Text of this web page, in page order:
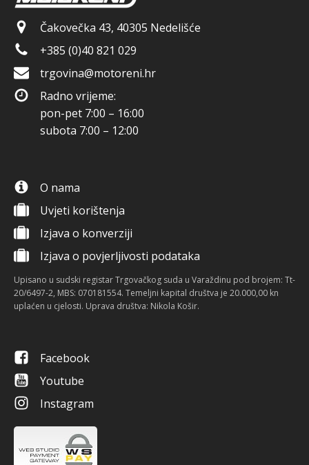
Čakovečka 43, 40305 Nedelišće
+385 (0)40 821 029
trgovina@motoreni.hr
Radno vrijeme:
pon-pet 7:00 – 16:00
subota 7:00 – 12:00
O nama
Uvjeti korištenja
Izjava o konverziji
Izjava o povjerljivosti podataka
Upisano u sudski registar Trgovačkog suda u Varaždinu pod brojem: Tt-
20/6497-2, MBS: 070181554. Temeljni kapital društva je 20.000,00 kn
uplaćen u cjelosti. Uprava društva: Nikola Košir.
Facebook
Youtube
Instagram